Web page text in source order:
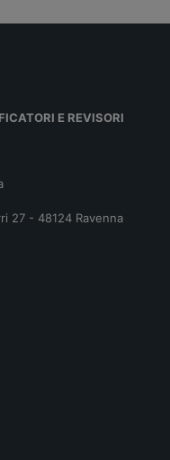
E REVISORI
27 - 48124 Ravenna